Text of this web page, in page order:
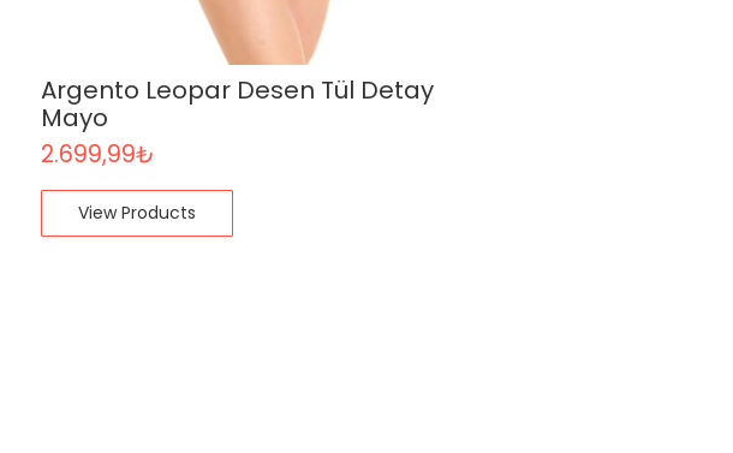
Argento Leopar Desen Tül Detay
Mayo
2.699,99₺
View Products